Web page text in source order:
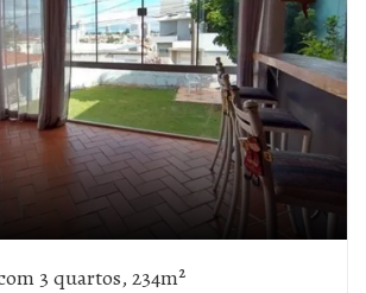
3 quartos, 234m²